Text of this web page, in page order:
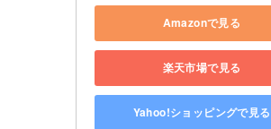
Amazonで見る
楽天市場で見る
Yahoo!ショッピングで見る